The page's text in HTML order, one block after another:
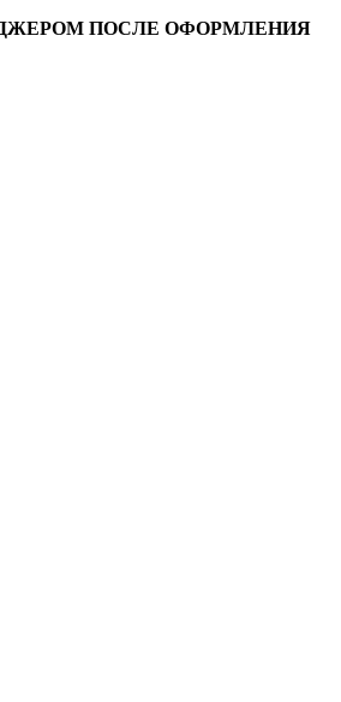
ПОСЛЕ ОФОРМЛЕНИЯ